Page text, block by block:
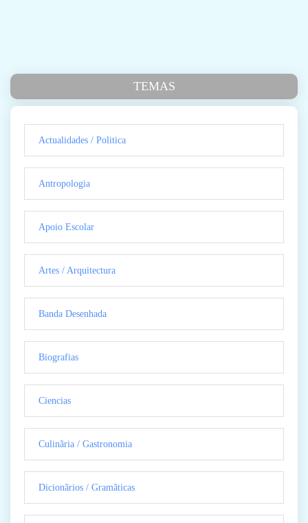
TEMAS
Actualidades / Politica
Antropologia
Apoio Escolar
Artes / Arquitectura
Banda Desenhada
Biografias
Ciencias
Culinãria / Gastronomia
Dicionãrios / Gramãticas